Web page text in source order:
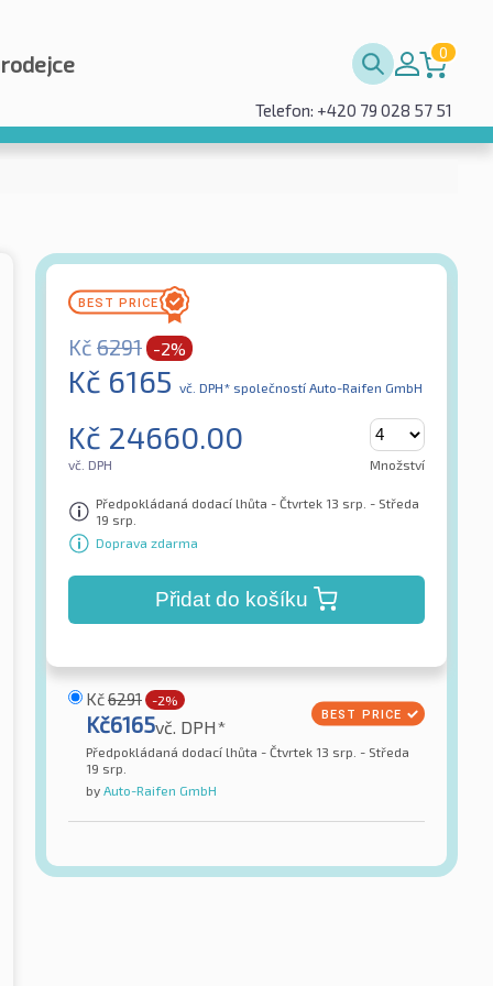
0
Telefon: +420 79 028 57 51
Kč 6291 -2%
Kč 6165 vč. DPH* společností Auto-Raifen GmbH
Kč 24660.00
vč. DPH Množství
Předpokládaná dodací lhůta - Čtvrtek 13 srp. - Středa
19 srp.
Doprava zdarma
Přidat do košíku
Kč6291 -2%
Kč6165vč. DPH*
Předpokládaná dodací lhůta - Čtvrtek 13 srp. - Středa
19 srp.
by Auto-Raifen GmbH